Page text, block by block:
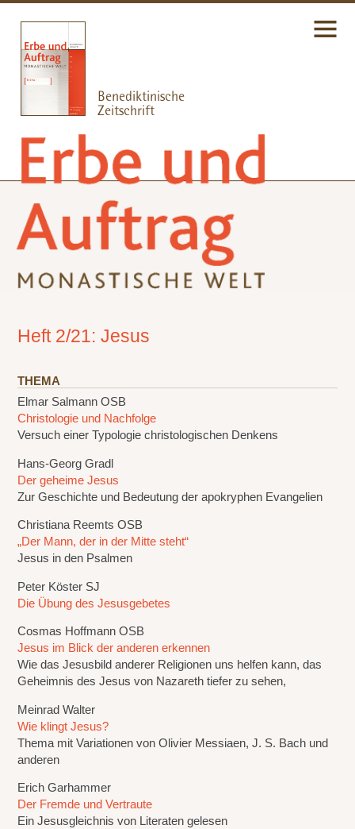
Heft 2/21: Jesus
THEMA
Elmar Salmann OSB
Christologie und Nachfolge
Versuch einer Typologie christologischen Denkens
Hans-Georg Gradl
Der geheime Jesus
Zur Geschichte und Bedeutung der apokryphen Evangelien
Christiana Reemts OSB
„Der Mann, der in der Mitte steht“
Jesus in den Psalmen
Peter Köster SJ
Die Übung des Jesusgebetes
Cosmas Hoffmann OSB
Jesus im Blick der anderen erkennen
Wie das Jesusbild anderer Religionen uns helfen kann, das
Geheimnis des Jesus von Nazareth tiefer zu sehen,
Meinrad Walter
Wie klingt Jesus?
Thema mit Variationen von Olivier Messiaen, J. S. Bach und
anderen
Erich Garhammer
Der Fremde und Vertraute
Ein Jesusgleichnis von Literaten gelesen